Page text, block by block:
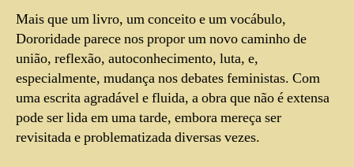
Mais que um livro, um conceito e um vocábulo,
Dororidade parece nos propor um novo caminho de
união, reflexão, autoconhecimento, luta, e,
especialmente, mudança nos debates feministas. Com
uma escrita agradável e fluida, a obra que não é extensa
pode ser lida em uma tarde, embora mereça ser
revisitada e problematizada diversas vezes.